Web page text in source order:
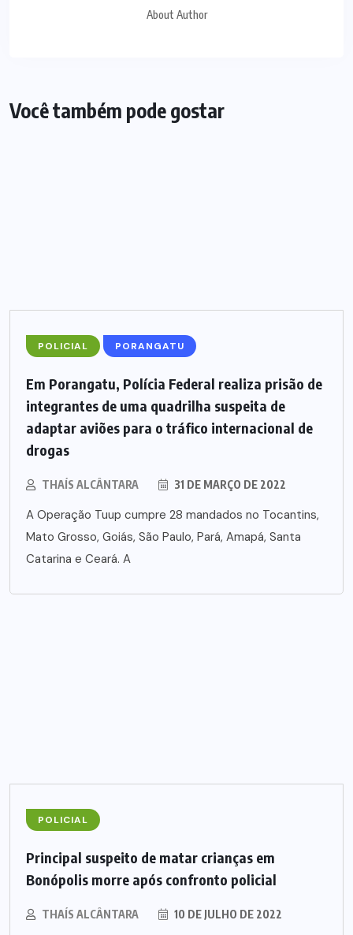
About Author
Você também pode gostar
POLICIAL PORANGATU
Em Porangatu, Polícia Federal realiza prisão de
integrantes de uma quadrilha suspeita de
adaptar aviões para o tráfico internacional de
drogas
THAÍS ALCÂNTARA 31 DE MARÇO DE 2022
A Operação Tuup cumpre 28 mandados no Tocantins,
Mato Grosso, Goiás, São Paulo, Pará, Amapá, Santa
Catarina e Ceará. A
POLICIAL
Principal suspeito de matar crianças em
Bonópolis morre após confronto policial
THAÍS ALCÂNTARA 10 DE JULHO DE 2022